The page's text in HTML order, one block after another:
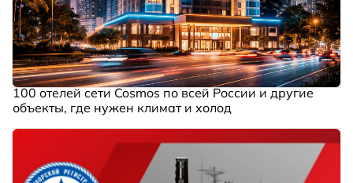
100 отелей сети Cosmos по всей России и другие
объекты, где нужен климат и холод